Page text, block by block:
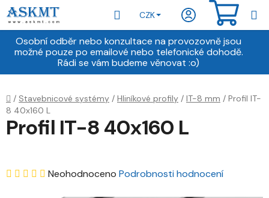
Přejít
na
obsah
Osobní odběr nebo konzultace na provozovně jsou
možné pouze po emailové nebo telefonické dohodě.
Rádi se vám budeme věnovat :o)
Hledat
CZK
Domů
/ Stavebnicové systémy / Hliníkové profily / IT-8 mm / Profil IT-
8 40x160 L
Profil IT-8 40x160 L
Průměrné
Neohodnoceno Podrobnosti hodnocení